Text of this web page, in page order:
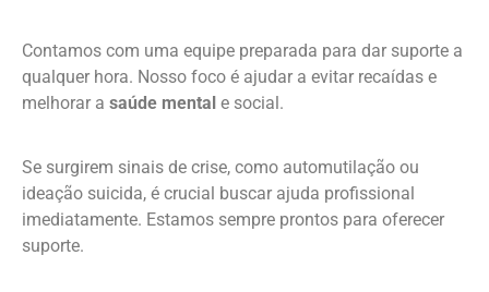
Contamos com uma equipe preparada para dar suporte a
qualquer hora. Nosso foco é ajudar a evitar recaídas e
melhorar a saúde mental e social.
Se surgirem sinais de crise, como automutilação ou
ideação suicida, é crucial buscar ajuda profissional
imediatamente. Estamos sempre prontos para oferecer
suporte.